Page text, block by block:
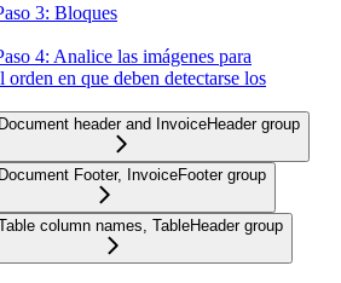
3: Bloques
4: Analice las imágenes para
orden en que deben detectarse los
header and InvoiceHeader group
Footer, InvoiceFooter group
column names, TableHeader group